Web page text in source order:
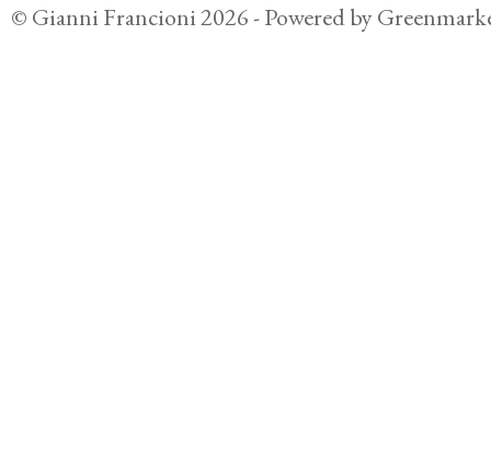
© Gianni Francioni2026- Powered by